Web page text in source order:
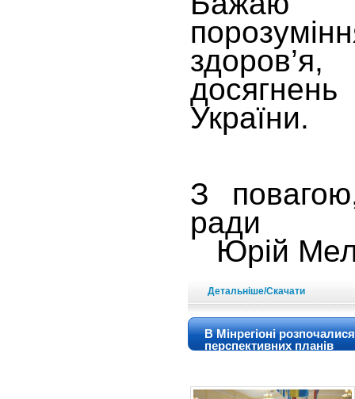
України.
З
Юрій
Детальніше/Скачати
В Мінрегіоні
перспективних планів